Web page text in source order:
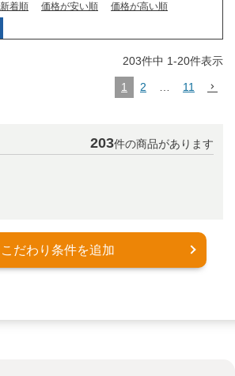
新着順 価格が安い順
価格が高い順
203件中 1-20件表示
1 2 11
203件の商品があります
こだわり条件を追加